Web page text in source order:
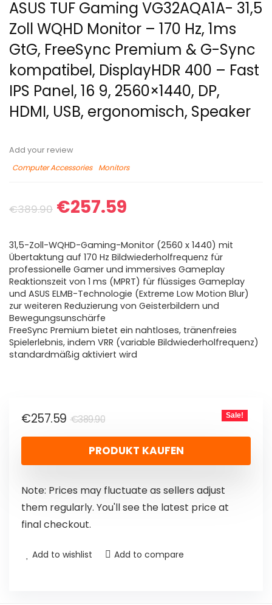
ASUS TUF Gaming VG32AQA1A- 31,5
Zoll WQHD Monitor – 170 Hz, 1ms
GtG, FreeSync Premium & G-Sync
kompatibel, DisplayHDR 400 – Fast
IPS Panel, 16 9, 2560×1440, DP,
HDMI, USB, ergonomisch, Speaker
Add your review
Computer Accessories
Monitors
€389.90 €257.59
31,5-Zoll-WQHD-Gaming-Monitor (2560 x 1440) mit
Übertaktung auf 170 Hz Bildwiederholfrequenz für
professionelle Gamer und immersives Gameplay
Reaktionszeit von 1 ms (MPRT) für flüssiges Gameplay
und ASUS ELMB-Technologie (Extreme Low Motion Blur)
zur weiteren Reduzierung von Geisterbildern und
Bewegungsunschärfe
FreeSync Premium bietet ein nahtloses, tränenfreies
Spielerlebnis, indem VRR (variable Bildwiederholfrequenz)
standardmäßig aktiviert wird
€389.90
€257.59 Sale!
PRODUKT KAUFEN
Note: Prices may fluctuate as sellers adjust
them regularly. You'll see the latest price at
final checkout.
Add to wishlist Add to compare